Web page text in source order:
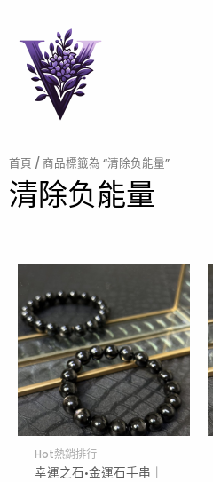
首頁 / 商品標籤為 “清除负能量”
清除负能量
Hot熱銷排行
幸運之石•金運石手串｜